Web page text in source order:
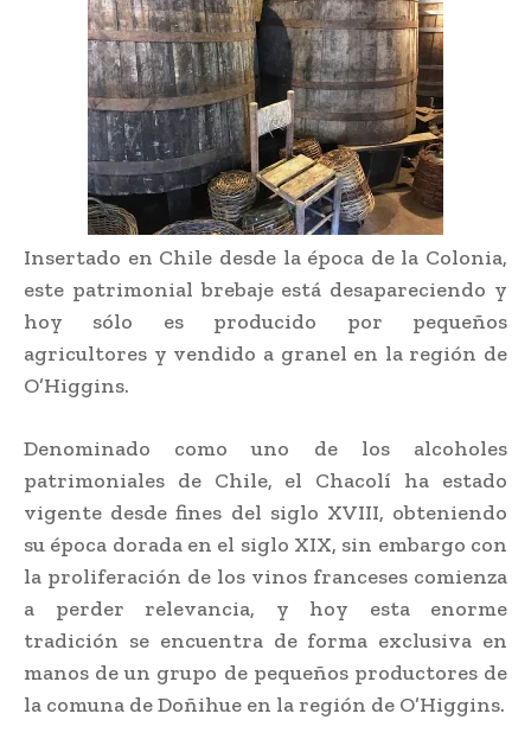
Insertado en Chile desde la época de la Colonia,
este patrimonial brebaje está desapareciendo y
hoy sólo es producido por pequeños
agricultores y vendido a granel en la región de
O’Higgins.
Denominado como uno de los alcoholes
patrimoniales de Chile, el Chacolí ha estado
vigente desde fines del siglo XVIII, obteniendo
su época dorada en el siglo XIX, sin embargo con
la proliferación de los vinos franceses comienza
a perder relevancia, y hoy esta enorme
tradición se encuentra de forma exclusiva en
manos de un grupo de pequeños productores de
la comuna de Doñihue en la región de O’Higgins.